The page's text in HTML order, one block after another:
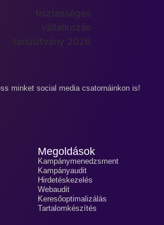
minket social media csatornáinkon is!
Megoldások
Kampánymenedzsment
Kampányaudit
Hirdetéskezelés
Webaudit
Keresőoptimalizálás
Tartalomkészítés